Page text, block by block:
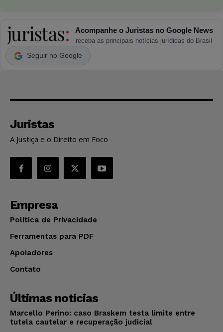
Acompanhe o Juristas no Google News
receba as principais notícias jurídicas do Brasil
Seguir no Google
Juristas
A Justiça e o Direito em Foco
Empresa
Política de Privacidade
Ferramentas para PDF
Apoiadores
Contato
Últimas notícias
Marcello Perino: caso Braskem testa limite entre
tutela cautelar e recuperação judicial